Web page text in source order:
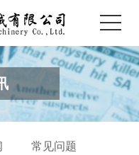
常见问题